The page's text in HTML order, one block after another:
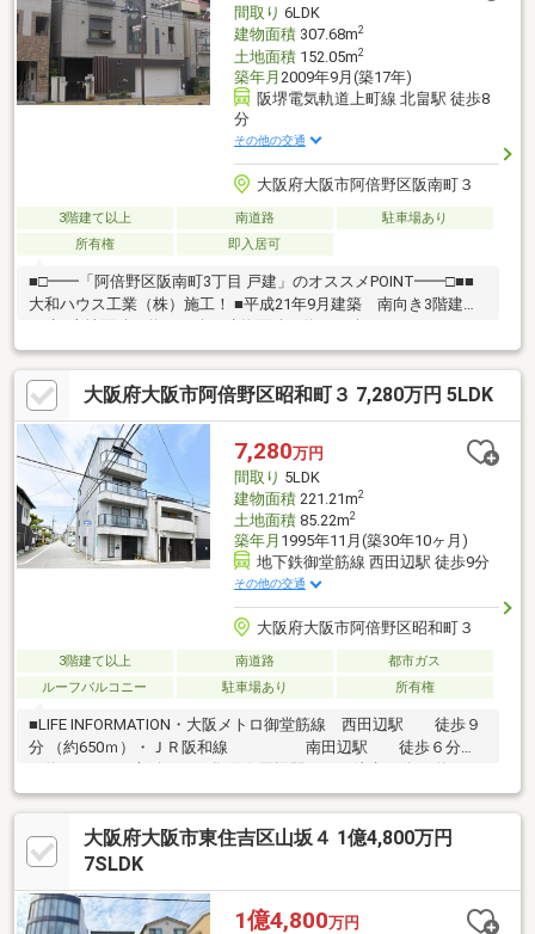
間取り 6LDK
建物面積307.68m2
土地面積152.05m2
築年月 2009年9月(築17年)
阪堺電気軌道上町線 北畠駅 徒歩8
分
その他の交通
大阪府大阪市阿倍野区阪南町３
3階建て以上 南道路
駐車場あり
所有権
即入居可
■□━━「阿倍野区阪南町3丁目 戸建」のオススメPOINT━━□■■
大和ハウス工業（株）施工！ ■平成21年9月建築 南向き3階建て
風の影響を受けにくいビルトインガレージで、大切な車を安心し
て保管できます。 ～交通～・阪堺電気軌道上町線「北畠」駅 徒
歩8分・大阪メトロ御堂筋線「西田辺」駅 徒歩12分～周辺環境
～ ・阿倍野小学校 徒歩8分(約620m) ・阿倍野中学校 徒歩11分
(約940m) ・ライフセントラルスクエア北畠店 徒歩7分(約510m)
・長楽保育園 徒歩4分(約260m)
大阪府大阪市阿倍野区昭和町３ 7,280万円 5LDK
7,280万円
間取り 5LDK
建物面積221.21m2
土地面積85.22m2
築年月 1995年11月(築30年10ヶ月)
地下鉄御堂筋線 西田辺駅 徒歩9分
その他の交通
大阪府大阪市阿倍野区昭和町３
3階建て以上 南道路
都市ガス
ルーフバルコニー
駐車場あり 所有権
■LIFE INFORMATION・大阪メトロ御堂筋線 西田辺駅 徒歩９
分 （約650ｍ）・ＪＲ阪和線 南田辺駅 徒歩６分
ｍ）・大阪メトロ御堂筋線 昭和町駅 徒歩11分 （約820ｍ）
大阪府大阪市東住吉区山坂４ 1億4,800万円
7SLDK
1億4,800万円